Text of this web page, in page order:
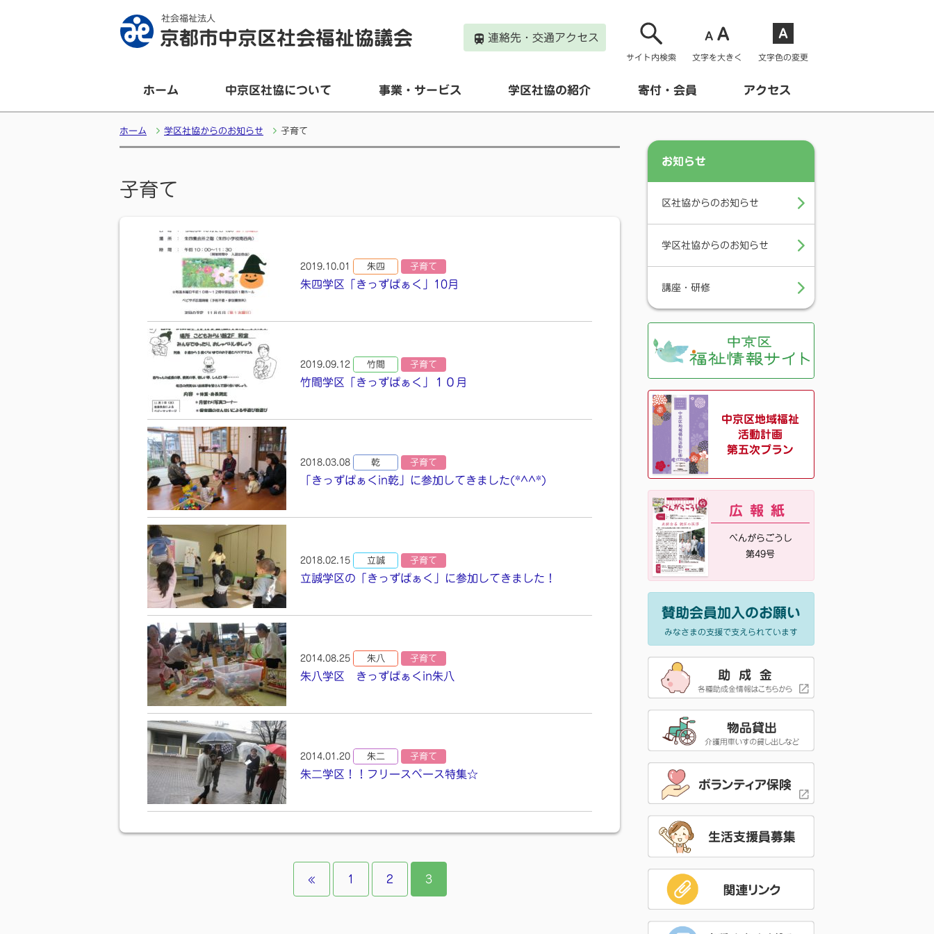
社会福祉法人
京都市中京区社会福祉協議会 連絡先・交通アクセス
サイト内検索 文字を大きく 文字色の変更
ホーム 中京区社協について 事業・サービス 学区社協の紹介 寄付・会員 アクセス
ホーム 学区社協からのお知らせ 子育て
子育て
2019.10.01 朱四 子育て
朱四学区「きっずぱぁく」10月
2019.09.12 竹間 子育て
竹間学区「きっずぱぁく」１０月
2018.03.08 乾 子育て
「きっずぱぁくin乾」に参加してきました(*^^*)
2018.02.15 立誠 子育て
立誠学区の「きっずぱぁく」に参加してきました！
2014.08.25 朱八 子育て
朱八学区 きっずぱぁくin朱八
2014.01.20 朱二 子育て
朱二学区！！フリースペース特集☆
« 1 2 3
お知らせ
区社協からのお知らせ
学区社協からのお知らせ
講座・研修
中京区地域福祉
活動計画
第五次プラン
広報紙
べんがらごうし
第49号
賛助会員加入のお願い
みなさまの支援で支えられています